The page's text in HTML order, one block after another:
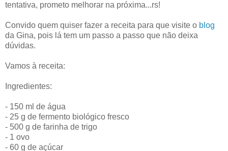
tentativa, prometo melhorar na próxima...rs!
Convido quem quiser fazer a receita para que visite o blog
da Gina, pois lá tem um passo a passo que não deixa
dúvidas.
Vamos à receita:
Ingredientes:
- 150 ml de água
- 25 g de fermento biológico fresco
- 500 g de farinha de trigo
- 1 ovo
- 60 g de açúcar